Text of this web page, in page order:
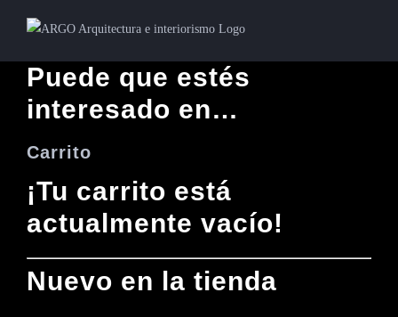
Puede que estés
interesado en…
Carrito
¡Tu carrito está
actualmente vacío!
Nuevo en la tienda